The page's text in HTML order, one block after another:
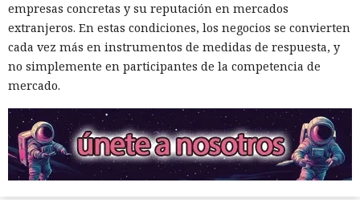
empresas concretas y su reputación en mercados
extranjeros. En estas condiciones, los negocios se convierten
cada vez más en instrumentos de medidas de respuesta, y
no simplemente en participantes de la competencia de
mercado.